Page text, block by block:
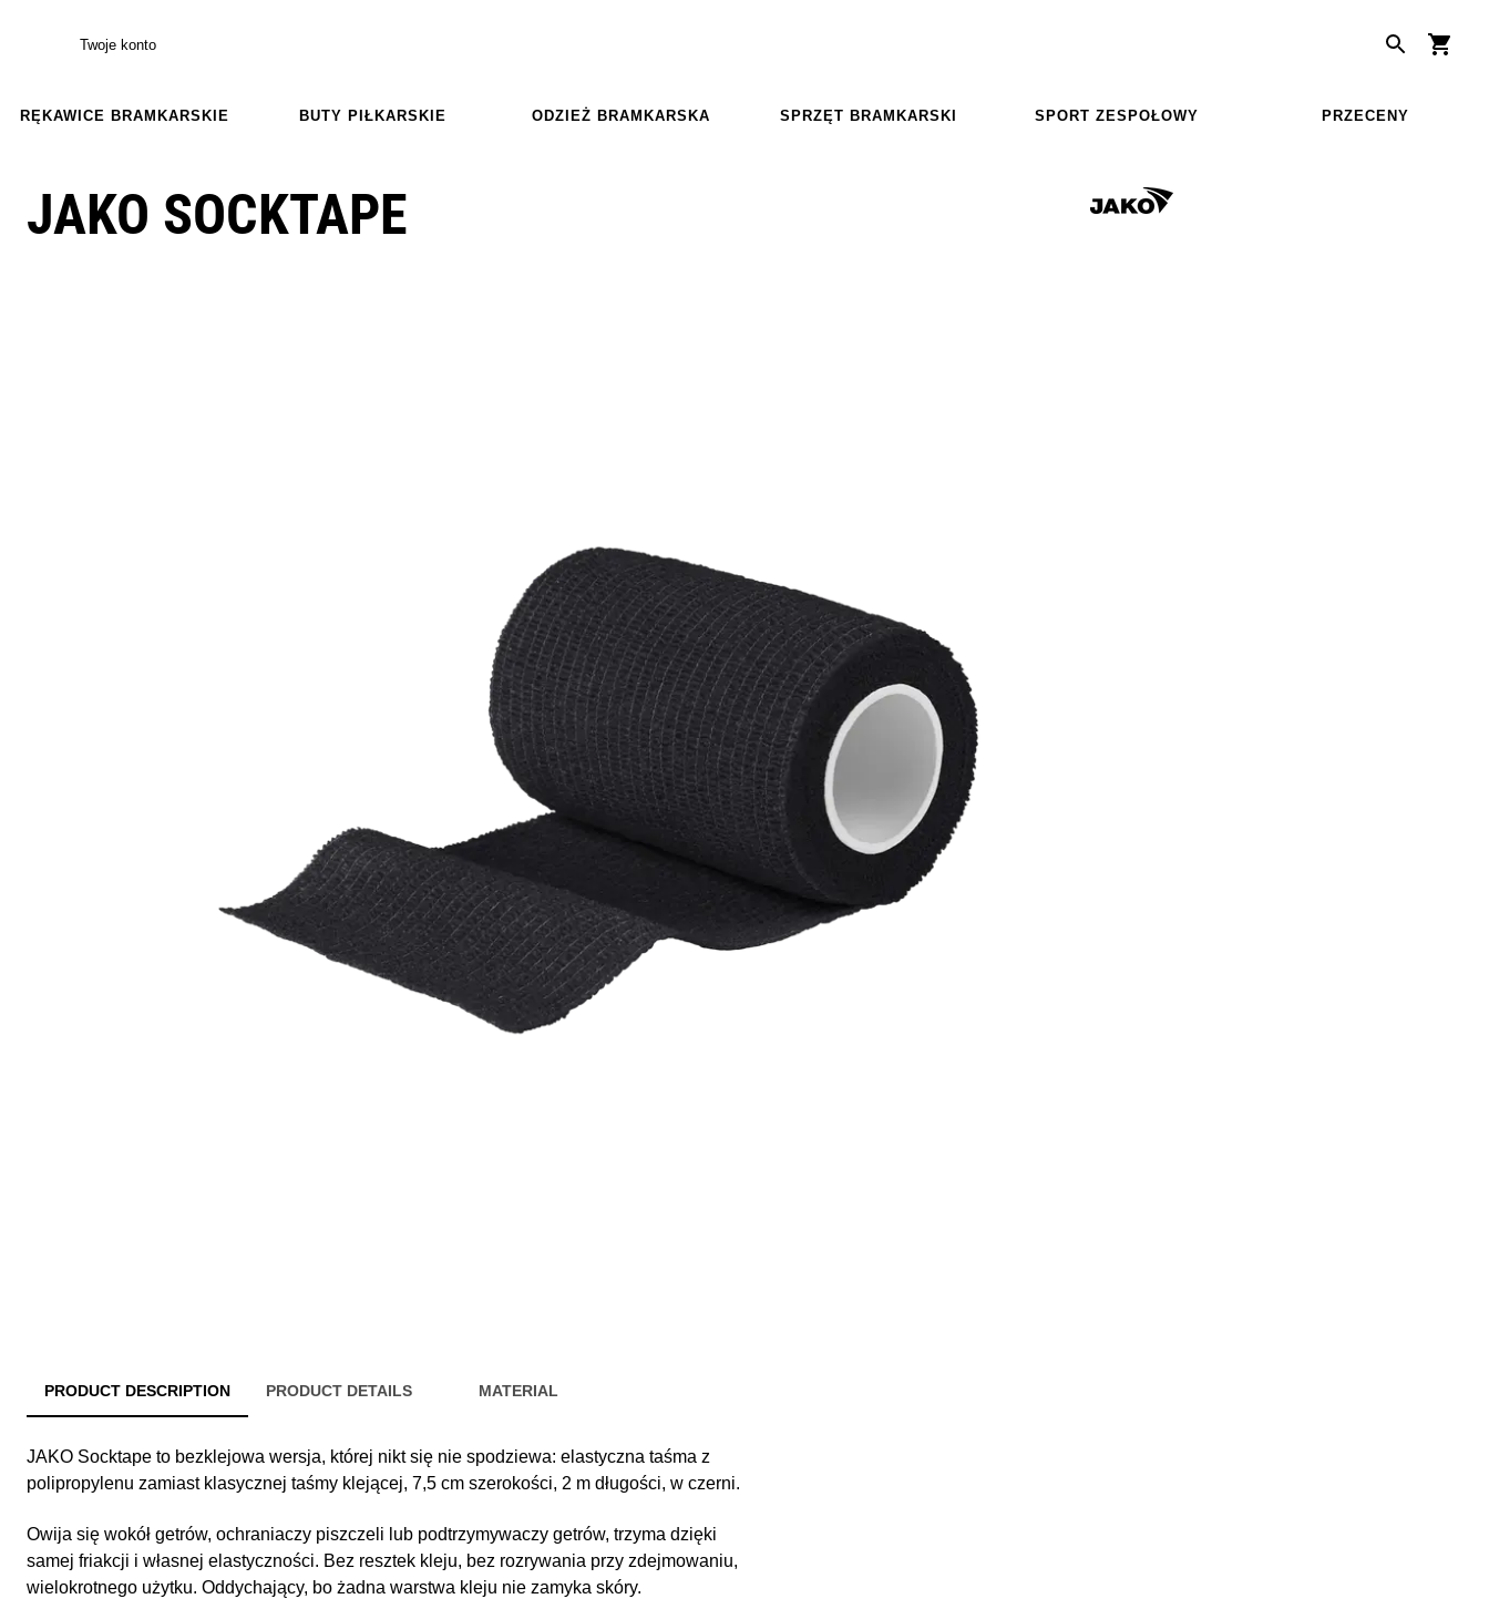
Twoje konto
RĘKAWICE BRAMKARSKIE BUTY PIŁKARSKIE ODZIEŻ BRAMKARSKA SPRZĘT BRAMKARSKI SPORT ZESPOŁOWY PRZECENY
JAKO SOCKTAPE
PRODUCT DESCRIPTION PRODUCT DETAILS MATERIAL
JAKO Socktape to bezklejowa wersja, której nikt się nie spodziewa: elastyczna taśma z
polipropylenu zamiast klasycznej taśmy klejącej, 7,5 cm szerokości, 2 m długości, w czerni.
Owija się wokół getrów, ochraniaczy piszczeli lub podtrzymywaczy getrów, trzyma dzięki
samej friakcji i własnej elastyczności. Bez resztek kleju, bez rozrywania przy zdejmowaniu,
wielokrotnego użytku. Oddychający, bo żadna warstwa kleju nie zamyka skóry.